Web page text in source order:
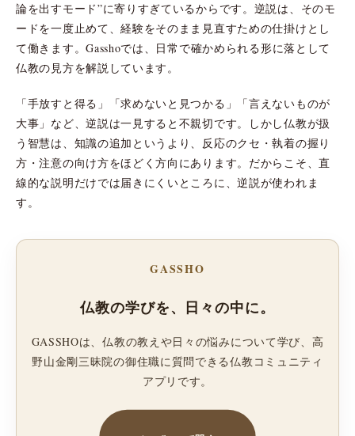
論を出すモード”に寄りすぎているからです。逆説は、そのモ
ードを一度止めて、経験をそのまま見直すための仕掛けとし
て働きます。Gasshoでは、日常で確かめられる形に落として
仏教の見方を解説しています。
「手放すと得る」「求めないと見つかる」「言えないものが
大事」など、逆説は一見すると不親切です。しかし仏教が扱
う智慧は、知識の追加というより、反応のクセ・執着の握り
方・注意の向け方をほどく方向にあります。だからこそ、直
線的な説明だけでは届きにくいところに、逆説が使われま
す。
GASSHO
仏教の学びを、日々の中に。
GASSHOは、仏教の教えや日々の悩みについて学び、高
野山金剛三昧院の御住職に質問できる仏教コミュニティ
アプリです。